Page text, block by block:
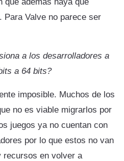
Para Valve no parece ser
a los desarrolladores a
a 64 bits?
imposible. Muchos de los
no es viable migrarlos por
juegos ya no cuentan con
por lo que estos no van
recursos en volver a